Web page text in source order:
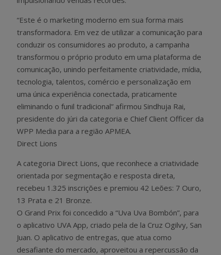
“Este é o marketing moderno em sua forma mais
transformadora. Em vez de utilizar a comunicação para
conduzir os consumidores ao produto, a campanha
transformou o próprio produto em uma plataforma de
comunicação, unindo perfeitamente criatividade, mídia,
tecnologia, talentos, comércio e personalização em
uma única experiência conectada, praticamente
eliminando o funil tradicional” afirmou Sindhuja Rai,
presidente do júri da categoria e Chief Client Officer da
WPP Media para a região APMEA.
Direct Lions
A categoria Direct Lions, que reconhece a criatividade
orientada por segmentação e resposta direta,
recebeu 1.325 inscrições e premiou 42 Leões: 7 Ouro,
13 Prata e 21 Bronze.
O Grand Prix foi concedido a “Uva Uva Bombón”, para
o aplicativo UVA App, criado pela de la Cruz Ogilvy, San
Juan. O aplicativo de entregas, que atua como
desafiante do mercado, aproveitou a repercussão da